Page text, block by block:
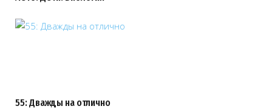
55: Дважды на отлично